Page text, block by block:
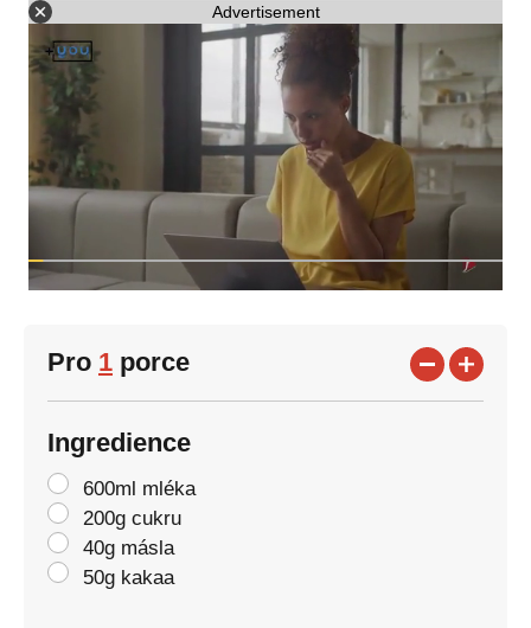
Advertisement
Pro 1 porce
Ingredience
600ml mléka
200g cukru
40g másla
50g kakaa